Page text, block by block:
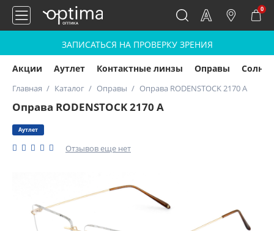
0
ЗАПИСАТЬСЯ НА ПРОВЕРКУ ЗРЕНИЯ
Акции Аутлет Контактные линзы Оправы
Главная Каталог Оправы Оправа RODENSTOCK 2170 A
Оправа RODENSTOCK 2170 A
Аутлет
Отзывов еще нет